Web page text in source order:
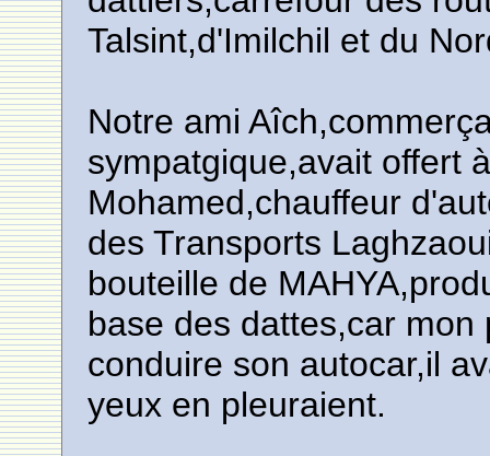
Talsint,d'Imilchil et du
Notre ami
sympatgique,avait offert
Mohamed,chauffeur
des Transports
bouteille de
base des dattes,car
conduire son autocar,il
yeux en pleuraient.